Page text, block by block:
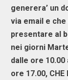
generera’ un
via email e
presentare al
nei giorni
dalle ore 10.00
ore 17.00, CHE